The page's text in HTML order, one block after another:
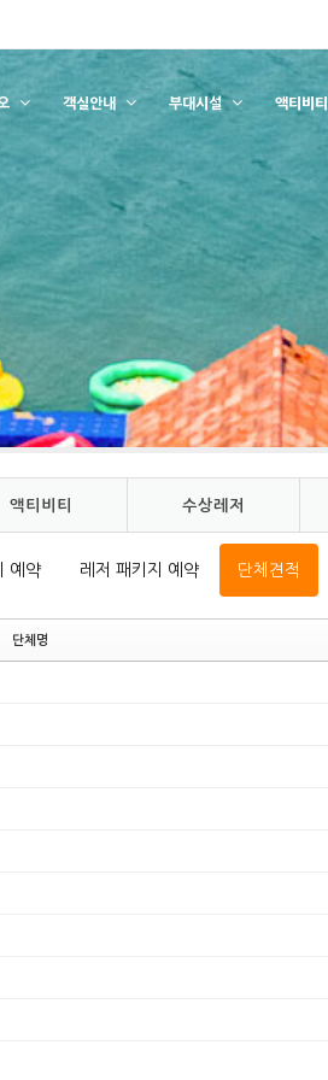
객실안내 부대시설 액티비티
액티비티 수상레저
예약 레저 패키지 예약 단체견적
단체명